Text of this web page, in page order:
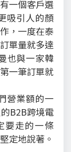
一個客戶選
吸引人的顏
，一度在泰
單量就多達
也與一家韓
一筆訂單就
業額的一
B2B跨境電
要走的一條
定地說著。